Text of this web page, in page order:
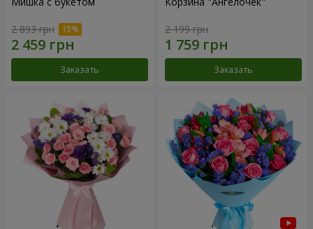
2 893 грн
Заказать
2 199 грн
Заказать